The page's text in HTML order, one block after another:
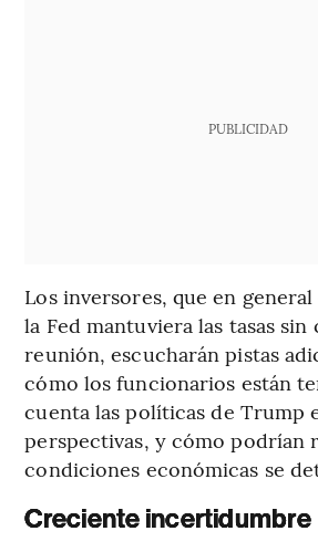
PUBLICIDAD
Los inversores, que en
la Fed mantuviera las tasas sin
reunión, escucharán pistas
cómo los funcionarios están
cuenta las políticas de Trump
perspectivas, y cómo podrían
condiciones económicas se
Creciente incertidumbre